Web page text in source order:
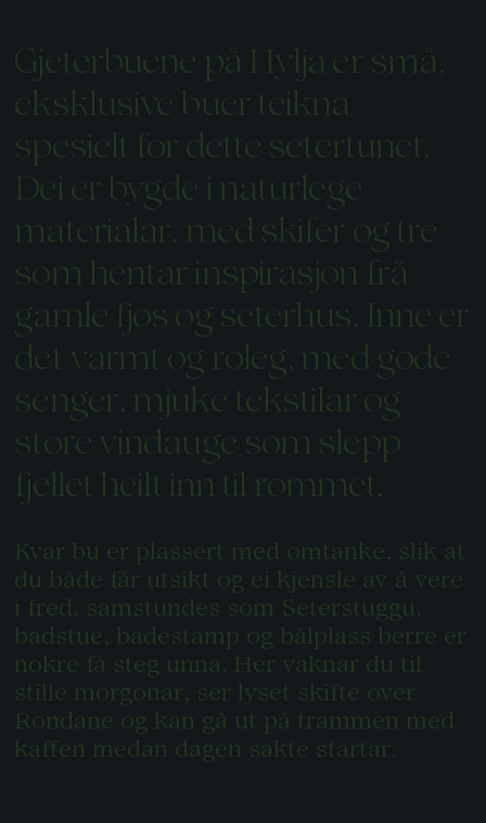
Gjeterbuene på Hylja er små,
eksklusive buer teikna
spesielt for dette setertunet.
Dei er bygde i naturlege
materialar, med skifer og tre
som hentar inspirasjon frå
gamle fjøs og seterhus. Inne er
det varmt og roleg, med gode
senger, mjuke tekstilar og
store vindauge som slepp
fjellet heilt inn til rommet.
Kvar bu er plassert med omtanke, slik at
du både får utsikt og ei kjensle av å vere
i fred, samstundes som Seterstuggu,
badstue, badestamp og bålplass berre er
nokre få steg unna. Her vaknar du til
stille morgonar, ser lyset skifte over
Rondane og kan gå ut på trammen med
kaffen medan dagen sakte startar.